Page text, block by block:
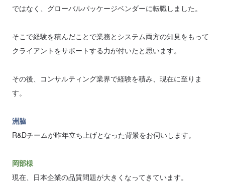
ではなく、グローバルパッケージベンダーに転職しました。
そこで経験を積んだことで業務とシステム両方の知見をもって
クライアントをサポートする力が付いたと思います。
その後、コンサルティング業界で経験を積み、現在に至りま
す。
洲脇
R&Dチームが昨年立ち上げとなった背景をお伺いします。
岡部様
現在、日本企業の品質問題が大きくなってきています。